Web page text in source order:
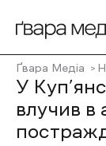
Ґвара Медіа
У
влучив в